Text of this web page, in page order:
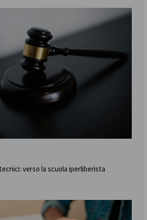
verso la scuola iperliberista